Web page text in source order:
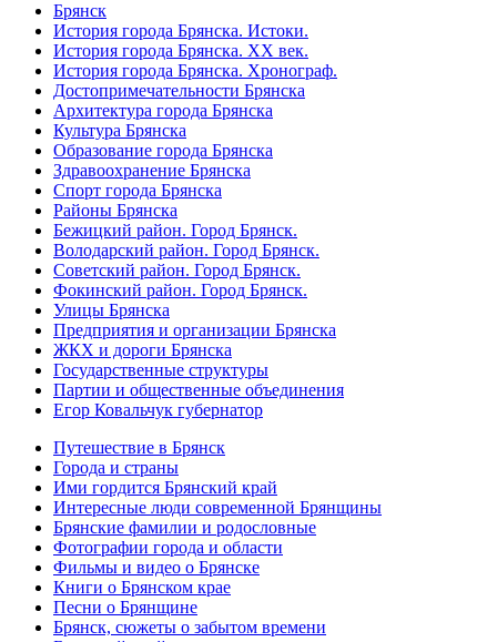
Брянск
История города Брянска. Истоки.
История города Брянска. XX век.
История города Брянска. Хронограф.
Достопримечательности Брянска
Архитектура города Брянска
Культура Брянска
Образование города Брянска
Здравоохранение Брянска
Спорт города Брянска
Районы Брянска
Бежицкий район. Город Брянск.
Володарский район. Город Брянск.
Советский район. Город Брянск.
Фокинский район. Город Брянск.
Улицы Брянска
Предприятия и организации Брянска
ЖКХ и дороги Брянска
Государственные структуры
Партии и общественные объединения
Егор Ковальчук губернатор
Путешествие в Брянск
Города и страны
Ими гордится Брянский край
Интересные люди современной Брянщины
Брянские фамилии и родословные
Фотографии города и области
Фильмы и видео о Брянске
Книги о Брянском крае
Песни о Брянщине
Брянск, сюжеты о забытом времени